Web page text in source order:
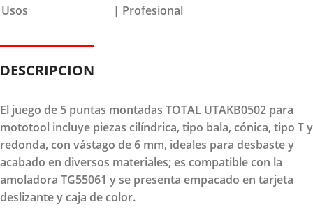
Usos
| Profesional
DESCRIPCION
El juego de 5 puntas montadas TOTAL UTAKB0502 para
mototool incluye piezas cilíndrica, tipo bala, cónica, tipo T y
redonda, con vástago de 6 mm, ideales para desbaste y
acabado en diversos materiales; es compatible con la
amoladora TG55061 y se presenta empacado en tarjeta
deslizante y caja de color.